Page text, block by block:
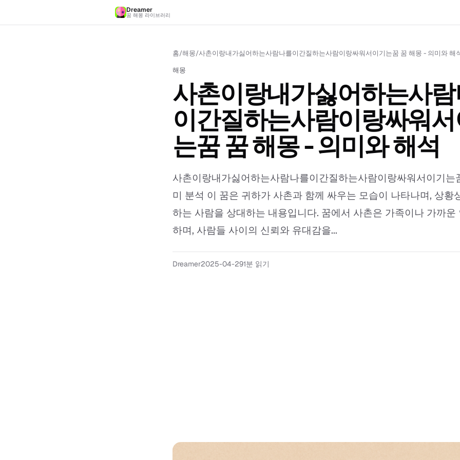
Dreamer
꿈 해몽 라이브러리
홈/해몽/사촌이랑내가싫어하는사람나를이간질하는사람이랑싸워서이기는꿈 꿈 해몽 - 의미와 해
해몽
사촌이랑내가싫어하는사
이간질하는사람이랑싸워
는꿈 꿈 해몽 - 의미와 해석
사촌이랑내가싫어하는사람나를이간질하는사람이랑싸워서이기는
미 분석 이 꿈은 귀하가 사촌과 함께 싸우는 모습이 나타나며, 상황
하는 사람을 상대하는 내용입니다. 꿈에서 사촌은 가족이나 가까운
하며, 사람들 사이의 신뢰와 유대감을...
Dreamer2025-04-291분 읽기